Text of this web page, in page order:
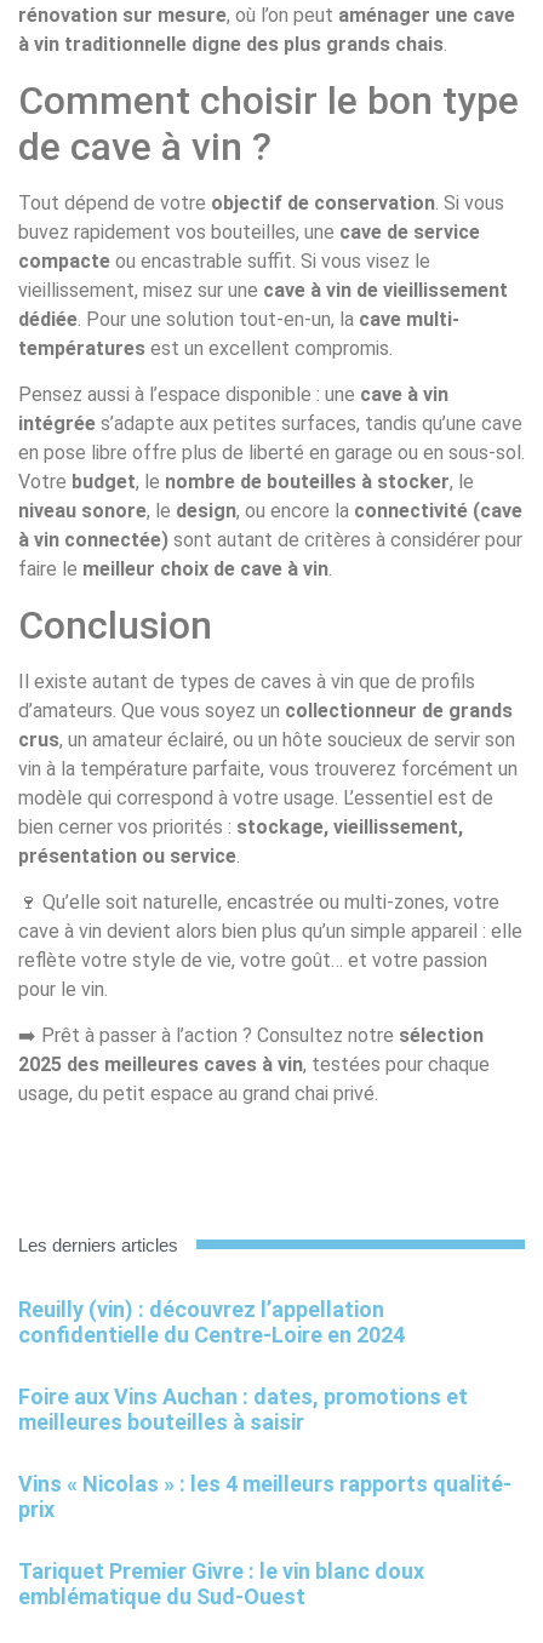
rénovation sur mesure, où l’on peut aménager une cave
à vin traditionnelle digne des plus grands chais.
Comment choisir le bon type
de cave à vin ?
Tout dépend de votre objectif de conservation . Si vous
buvez rapidement vos bouteilles, une cave de service
compacte ou encastrable suffit. Si vous visez le
vieillissement, misez sur une cave à vin de vieillissement
dédiée . Pour une solution tout-en-un, la cave multi-
températures est un excellent compromis.
Pensez aussi à l’espace disponible : une cave à vin
intégrée s’adapte aux petites surfaces, tandis qu’une cave
en pose libre offre plus de liberté en garage ou en sous-sol.
Votre budget, le nombre de bouteilles à stocker, le
niveau sonore, le design, ou encore la connectivité (cave
à vin connectée) sont autant de critères à considérer pour
faire le meilleur choix de cave à vin.
Conclusion
Il existe autant de types de caves à vin que de profils
d’amateurs. Que vous soyez un collectionneur de grands
crus, un amateur éclairé, ou un hôte soucieux de servir son
vin à la température parfaite, vous trouverez forcément un
modèle qui correspond à votre usage. L’essentiel est de
bien cerner vos priorités : stockage, vieillissement,
présentation ou service
🍷 Qu’elle soit naturelle, encastrée ou multi-zones, votre
cave à vin devient alors bien plus qu’un simple appareil : elle
reflète votre style de vie, votre goût… et votre passion
pour le vin.
➡️ Prêt à passer à l’action ? Consultez notre sélection
2025 des meilleures caves à vin, testées pour chaque
usage, du petit espace au grand chai privé.
Les derniers articles
Reuilly (vin) : découvrez l’appellation
confidentielle du Centre-Loire en 2024
Foire aux Vins Auchan : dates, promotions et
meilleures bouteilles à saisir
Vins « Nicolas » : les 4 meilleurs rapports qualité-
prix
Tariquet Premier Givre : le vin blanc doux
emblématique du Sud-Ouest